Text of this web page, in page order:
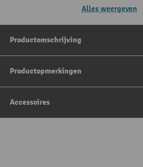
Alles weergeven
Productomschrijving
Productopmerkingen
Accessoires